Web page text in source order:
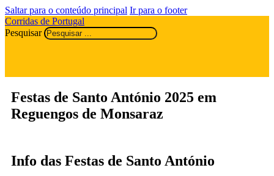
Saltar para o conteúdo principal Ir para o footer
Corridas de Portugal
Pesquisar
Festas de Santo António 2025 em
Reguengos de Monsaraz
Info das Festas de Santo António